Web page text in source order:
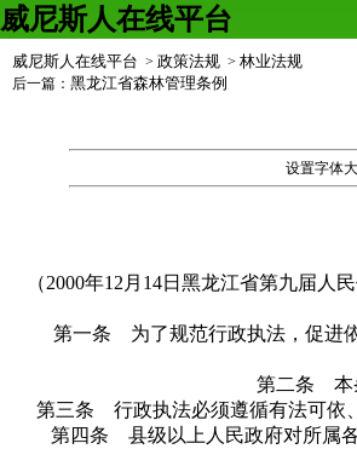
威尼斯人在线平台
威尼斯人在线平台 > 政策法规 > 林业法规
后一篇： 黑龙江省森林管理条例
设置字体
（2000年12月14日黑龙江省第九届人
第一条 为了规范行政执法，促进依
第二条 本条
第三条 行政执法必须遵循有法可依、
第四条 县级以上人民政府对所属各